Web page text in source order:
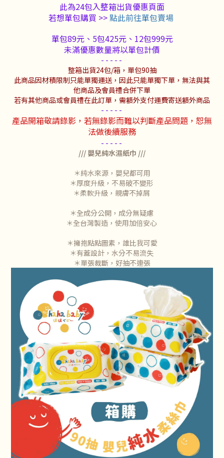
此為24包入整箱出貨優惠頁面
若想單包購買 >>點此前往單包賣場
單包89元、 5包425元、 12包999元
未滿優惠數量將以單包計價
- - - - -
整箱出貨24包/箱，單包90抽
此商品因材積限制只能單獨運送，因此只能單獨下單，無法與其
他商品及會員禮合併下單
若有其他商品或會員禮在此訂單，需額外支付運費寄送額外商品
- - - - -
產品開箱敬請錄影，若無錄影而難以判斷產品問題，恕無
法做後續服務
- - - - -
/// 嬰兒純水濕紙巾 ///
＊純水來源，嬰兒都可用
＊厚度升級，不易破不變形
＊柔軟升級，親膚不掉屑
＊全成分公開，成分無疑慮
＊全台灣製造，使用加倍安心
＊擁抱點點圖素，誰比我可愛
＊有蓋設計，水分不易流失
＊單張裁斷，好抽不連張